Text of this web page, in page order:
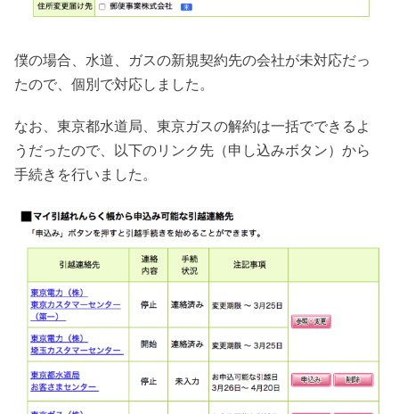
僕の場合、水道、ガスの新規契約先の会社が未対応だっ
たので、個別で対応しました。
なお、東京都水道局、東京ガスの解約は一括でできるよ
うだったので、以下のリンク先（申し込みボタン）から
手続きを行いました。